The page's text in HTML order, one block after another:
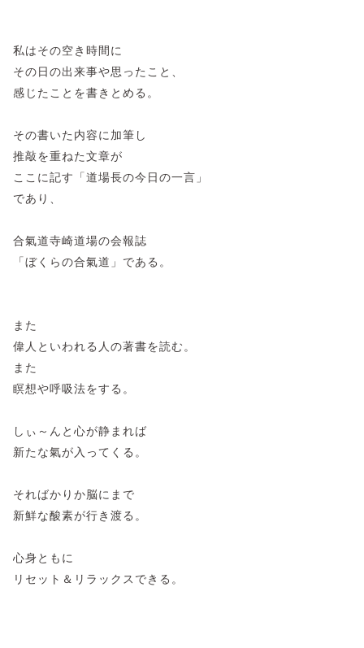
私はその空き時間に
その日の出来事や思ったこと、
感じたことを書きとめる。
その書いた内容に加筆し
推敲を重ねた文章が
ここに記す「道場長の今日の一言」
であり、
合氣道寺崎道場の会報誌
「ぼくらの合氣道」である。
また
偉人といわれる人の著書を読む。
また
瞑想や呼吸法をする。
しぃ～んと心が静まれば
新たな氣が入ってくる。
そればかりか脳にまで
新鮮な酸素が行き渡る。
心身ともに
リセット＆リラックスできる。